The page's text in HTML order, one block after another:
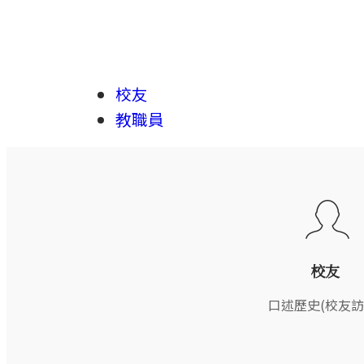
校友
教職員
校友
口述歷史(校友